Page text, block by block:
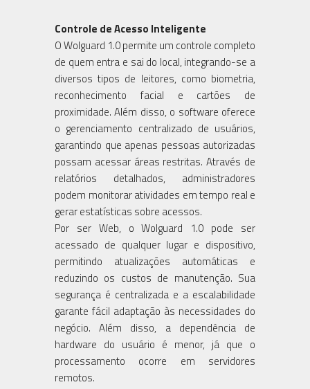
Controle de Acesso Inteligente
O Wolguard 1.0 permite um controle completo
de quem entra e sai do local, integrando-se a
diversos tipos de leitores, como biometria,
reconhecimento facial e cartões de
proximidade. Além disso, o software oferece
o gerenciamento centralizado de usuários,
garantindo que apenas pessoas autorizadas
possam acessar áreas restritas. Através de
relatórios detalhados, administradores
podem monitorar atividades em tempo real e
gerar estatísticas sobre acessos.
Por ser Web, o Wolguard 1.0 pode ser
acessado de qualquer lugar e dispositivo,
permitindo atualizações automáticas e
reduzindo os custos de manutenção. Sua
segurança é centralizada e a escalabilidade
garante fácil adaptação às necessidades do
negócio. Além disso, a dependência de
hardware do usuário é menor, já que o
processamento ocorre em servidores
remotos.